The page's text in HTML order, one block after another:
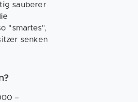
sauberer
"smartes",
senken
–